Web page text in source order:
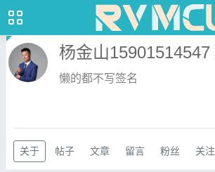
杨金山15901514547
懒的都不写签名
关于 帖子 文章 留言 粉丝 关注